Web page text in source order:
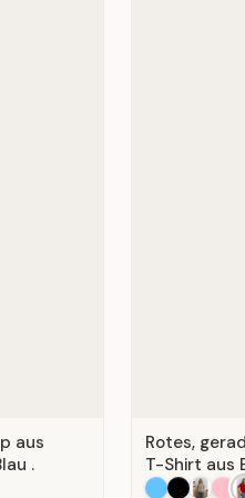
aus
.
Rotes,
T-Shirt aus